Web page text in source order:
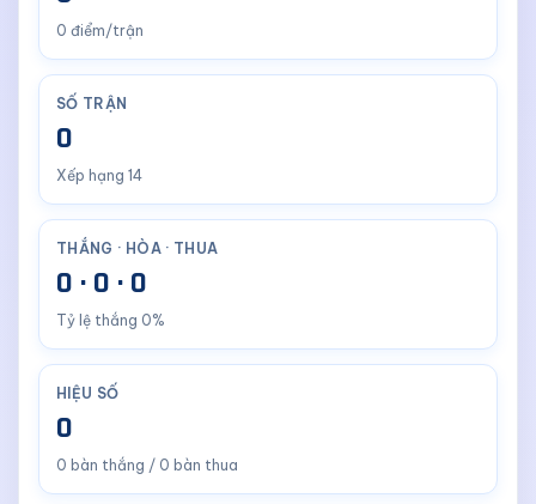
0 điểm/trận
SỐ TRẬN
0
Xếp hạng 14
THẮNG · HÒA · THUA
0 · 0 · 0
Tỷ lệ thắng 0%
HIỆU SỐ
0
0 bàn thắng / 0 bàn thua